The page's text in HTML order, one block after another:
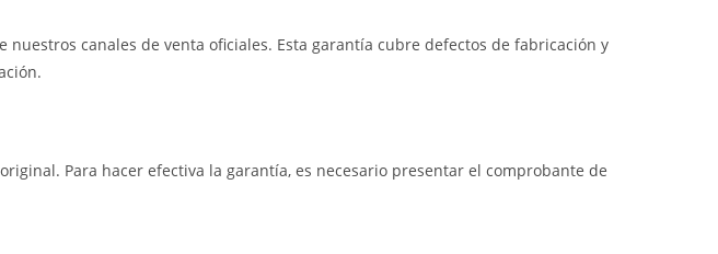
canales de venta oficiales. Esta garantía cubre defectos de fabricación y
Para hacer efectiva la garantía, es necesario presentar el comprobante de